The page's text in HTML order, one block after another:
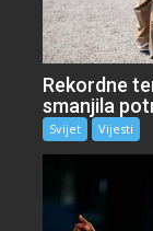
Rekordne
smanjila
Svijet Vijesti